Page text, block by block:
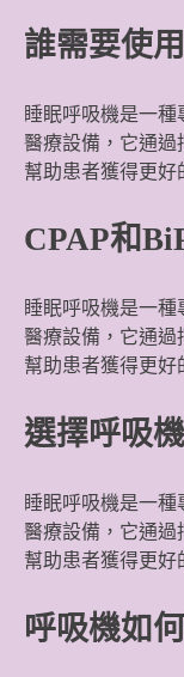
誰需要使
睡眠呼吸機是一
醫療設備，它通過
幫助患者獲得更好
CPAP和
睡眠呼吸機是一
醫療設備，它通過
幫助患者獲得更好
選擇呼吸
睡眠呼吸機是一
醫療設備，它通過
幫助患者獲得更好
呼吸機如